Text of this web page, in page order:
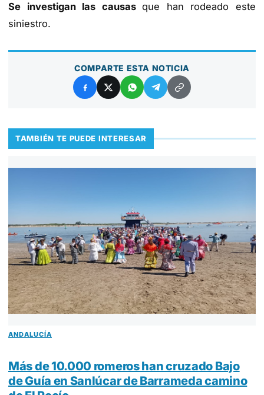
Se investigan las causasque han rodeado este
siniestro.
COMPARTE ESTA NOTICIA
TAMBIÉN TE PUEDE INTERESAR
ANDALUCÍA
Más de 10.000 romeros han cruzado Bajo
de Guía en Sanlúcar de Barrameda camino